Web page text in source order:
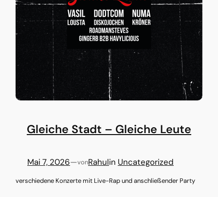
Gleiche Stadt – Gleiche Leute
Mai 7, 2026—vonRahulin Uncategorized
verschiedene Konzerte mit Live-Rap und anschließender Party